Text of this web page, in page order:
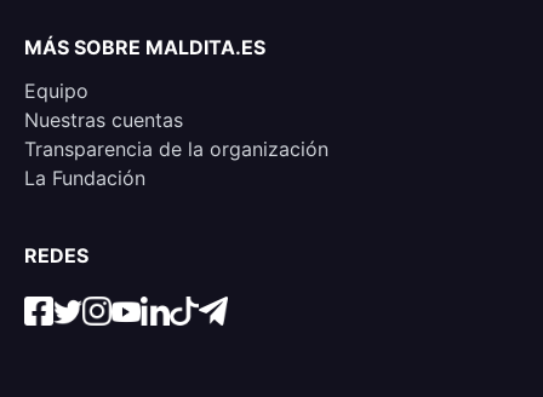
MÁS SOBRE MALDITA.ES
Equipo
Nuestras cuentas
Transparencia de la organización
La Fundación
REDES